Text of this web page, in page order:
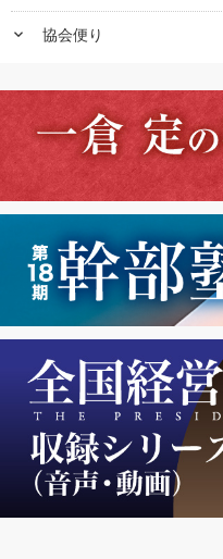
keyboard_arrow_down 協会便り